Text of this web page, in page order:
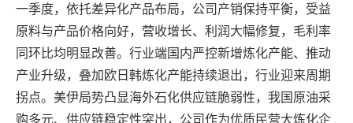
一季度，依托差异化产品布局，公司产销保持平衡，受益
原料与产品价格向好，营收增长、利润大幅修复，毛利率
同环比均明显改善。行业端国内严控新增炼化产能、推动
产业升级，叠加欧日韩炼化产能持续退出，行业迎来周期
拐点。美伊局势凸显海外石化供应链脆弱性，我国原油采
购多元、供应链稳定性突出，公司作为优质民营大炼化企